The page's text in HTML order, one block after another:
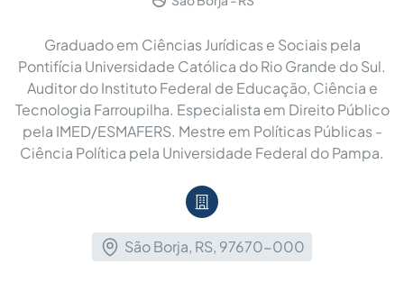
Graduado em Ciências Jurídicas e Sociais pela
Pontifícia Universidade Católica do Rio Grande do Sul.
Auditor do Instituto Federal de Educação, Ciência e
Tecnologia Farroupilha. Especialista em Direito Público
pela IMED/ESMAFERS. Mestre em Políticas Públicas -
Ciência Política pela Universidade Federal do Pampa.
São Borja, RS, 97670-000